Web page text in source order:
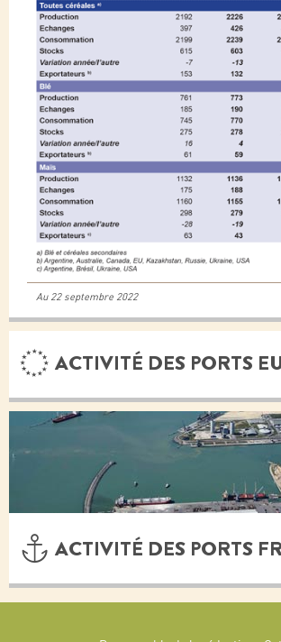
Au 22 septembre 2022
ACTIVITÉ DES PORTS
ACTIVITÉ DES PORTS